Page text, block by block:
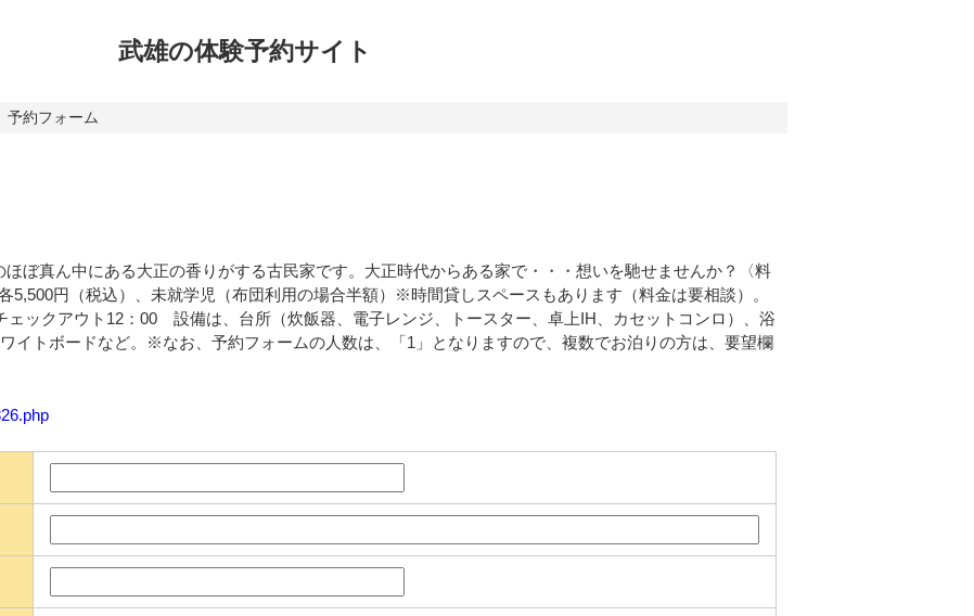
武雄の体験予約サイト
予約フォーム
ぼ真ん中にある大正の香りがする古民家です。大正時代からある家で・・・想いを馳せませんか？〈料
5,500円（税込）、未就学児（布団利用の場合半額）※時間貸しスペースもあります（料金は要相談）。
ェックアウト12：00 設備は、台所（炊飯器、電子レンジ、トースター、卓上IH、カセットコンロ）、浴
イトボードなど。※なお、予約フォームの人数は、「1」となりますので、複数でお泊りの方は、要望欄